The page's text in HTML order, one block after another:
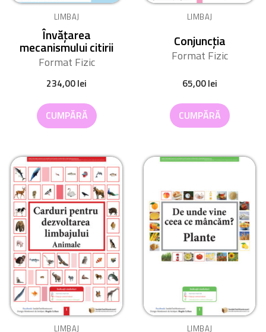
LIMBAJ
Învățarea
mecanismului citirii
Format Fizic
234,00lei
CUMPĂRĂ
LIMBAJ
Conjuncția
Format Fizic
65,00lei
CUMPĂRĂ
LIMBAJ LIMBAJ